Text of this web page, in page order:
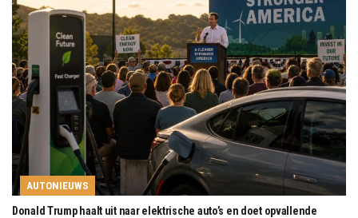
AUTONIEUWS
Donald Trump haalt uit naar elektrische auto’s en doet opvallende